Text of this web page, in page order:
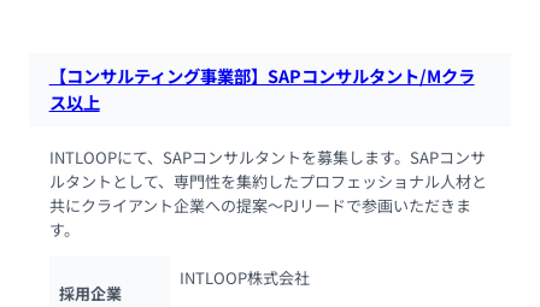
【コンサルティング事業部】SAPコンサルタント/Mクラ
ス以上
INTLOOPにて、SAPコンサルタントを募集します。SAPコンサ
ルタントとして、専門性を集約したプロフェッショナル人材と
共にクライアント企業への提案〜PJリードで参画いただきま
す。
採用企業
INTLOOP株式会社